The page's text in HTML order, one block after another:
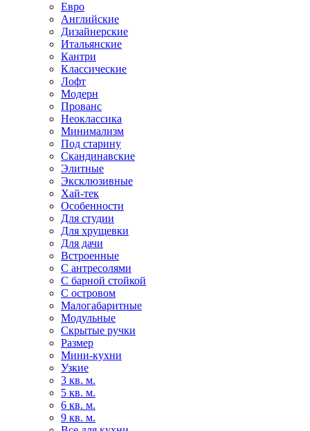
Евро
Английские
Дизайнерские
Итальянские
Кантри
Классические
Лофт
Модерн
Прованс
Неоклассика
Минимализм
Под старину
Скандинавские
Элитные
Эксклюзивные
Хай-тек
Особенности
Для студии
Для хрущевки
Для дачи
Встроенные
С антресолями
С барной стойкой
С островом
Малогабаритные
Модульные
Скрытые ручки
Размер
Мини-кухни
Узкие
3 кв. м.
5 кв. м.
6 кв. м.
9 кв. м.